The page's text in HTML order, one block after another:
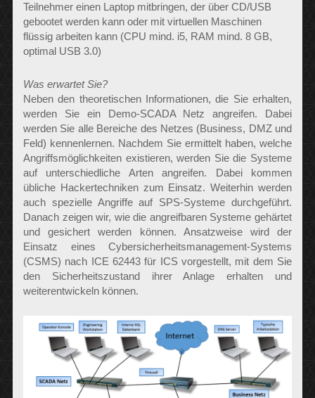
Teilnehmer einen Laptop mitbringen, der über CD/USB
gebootet werden kann oder mit virtuellen Maschinen
flüssig arbeiten kann (CPU mind. i5, RAM mind. 8 GB,
optimal USB 3.0)
Was erwartet Sie?
Neben den theoretischen Informationen, die Sie erhalten,
werden Sie ein Demo-SCADA Netz angreifen. Dabei
werden Sie alle Bereiche des Netzes (Business, DMZ und
Feld) kennenlernen. Nachdem Sie ermittelt haben, welche
Angriffsmöglichkeiten existieren, werden Sie die Systeme
auf unterschiedliche Arten angreifen. Dabei kommen
übliche Hackertechniken zum Einsatz. Weiterhin werden
auch spezielle Angriffe auf SPS-Systeme durchgeführt.
Danach zeigen wir, wie die angreifbaren Systeme gehärtet
und gesichert werden können. Ansatzweise wird der
Einsatz eines Cybersicherheitsmanagement-Systems
(CSMS) nach ICE 62443 für ICS vorgestellt, mit dem Sie
den Sicherheitszustand ihrer Anlage erhalten und
weiterentwickeln können.